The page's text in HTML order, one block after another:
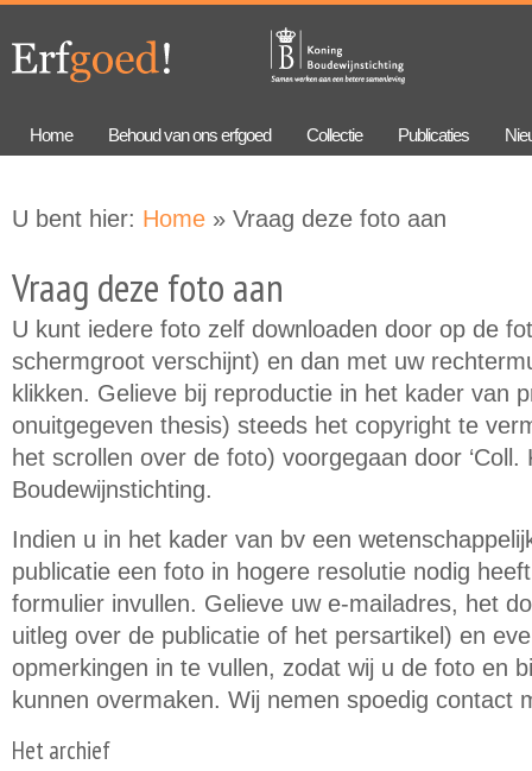
gaan
navigation
Home Behoud van ons erfgoed Collectie Publicaties
U bent hier: Home » Vraag deze foto aan
Vraag deze foto aan
U kunt iedere foto zelf downloaden door op de
schermgroot verschijnt) en dan met uw
klikken. Gelieve bij reproductie in het kader van
onuitgegeven thesis) steeds het copyright te
het scrollen over de foto) voorgegaan door ‘Coll.
Boudewijnstichting.
Indien u in het kader van bv een
publicatie een foto in hogere resolutie nodig
formulier invullen. Gelieve uw e-mailadres, het
uitleg over de publicatie of het persartikel) en
opmerkingen in te vullen, zodat wij u de foto en
kunnen overmaken. Wij nemen spoedig contact
Het archief